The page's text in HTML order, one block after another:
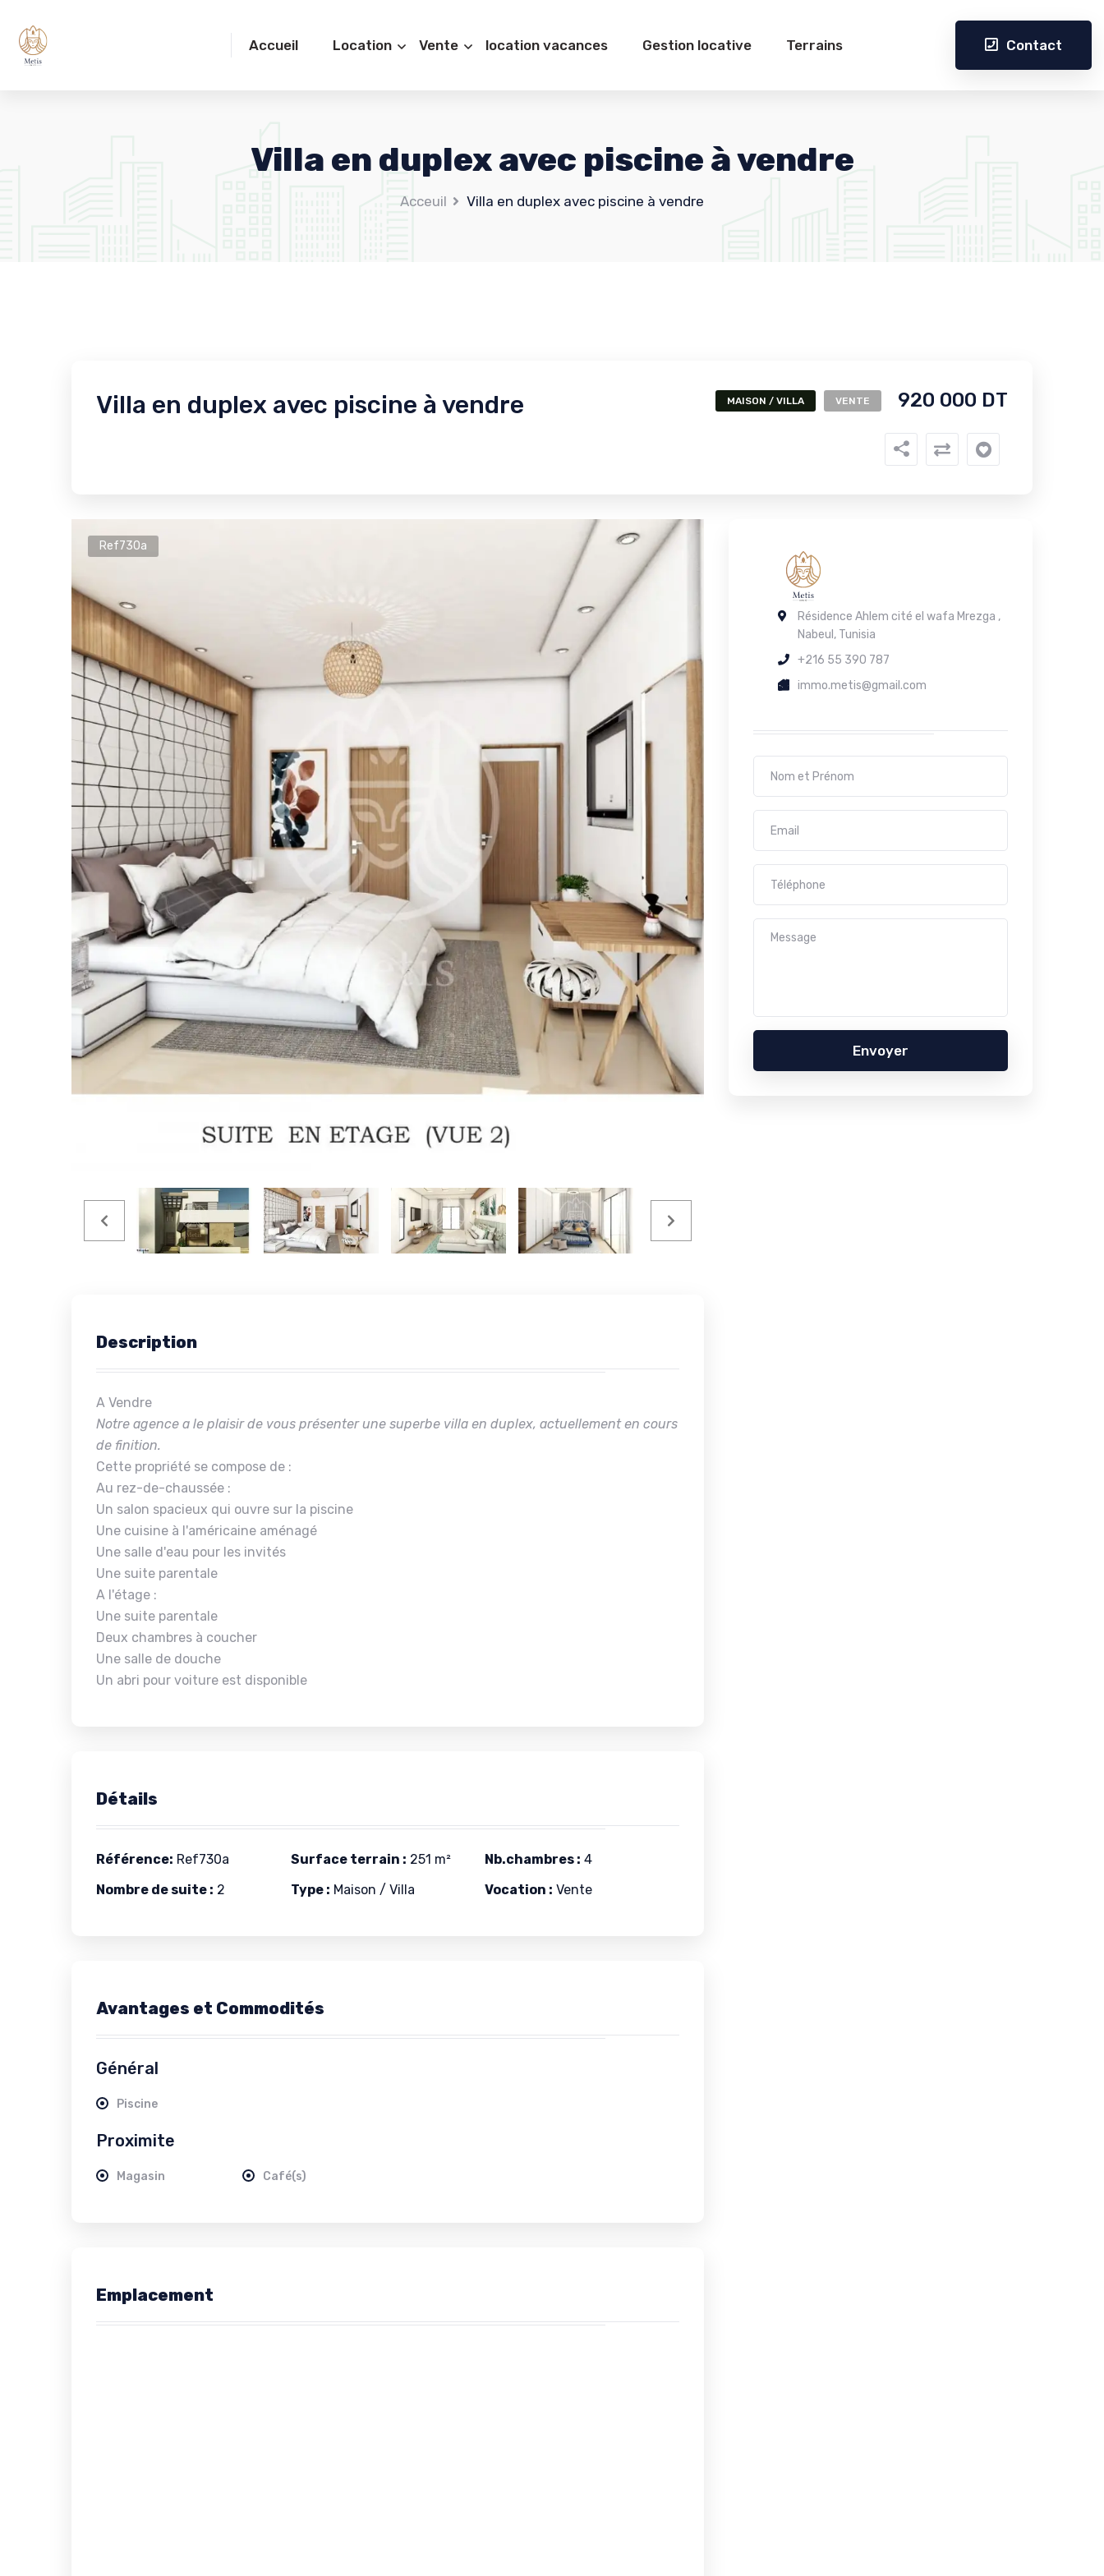
Accueil Location Vente location vacances Gestion locative Terrains Contact
Villa en duplex avec piscine à vendre
Acceuil Villa en duplex avec piscine à vendre
Villa en duplex avec piscine à vendre MAISON / VILLA VENTE 920 000 DT
Ref730a
Description
A Vendre
Notre agence a le plaisir de vous présenter une superbe villa en duplex, actuellement en cours
de finition.
Cette propriété se compose de :
Au rez-de-chaussée :
Un salon spacieux qui ouvre sur la piscine
Une cuisine à l'américaine aménagé
Une salle d'eau pour les invités
Une suite parentale
A l'étage :
Une suite parentale
Deux chambres à coucher
Une salle de douche
Un abri pour voiture est disponible
Détails
Référence: Ref730a Surface terrain : 251 m² Nb.chambres : 4
Nombre de suite : 2 Type : Maison / Villa Vocation : Vente
Avantages et Commodités
Général
Piscine
Proximite
Magasin Café(s)
Emplacement
Résidence Ahlem cité el wafa Mrezga ,
Nabeul, Tunisia
+216 55 390 787
immo.metis@gmail.com
Envoyer